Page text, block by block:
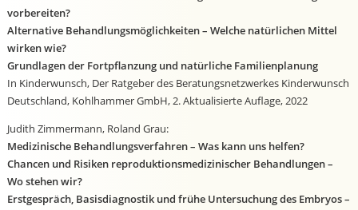
vorbereiten?
Alternative Behandlungsmöglichkeiten – Welche natürlichen Mittel
wirken wie?
Grundlagen der Fortpflanzung und natürliche Familienplanung
In Kinderwunsch, Der Ratgeber des Beratungsnetzwerkes Kinderwunsch
Deutschland, Kohlhammer GmbH, 2. Aktualisierte Auflage, 2022
Judith Zimmermann, Roland Grau:
Medizinische Behandlungsverfahren – Was kann uns helfen?
Chancen und Risiken reproduktionsmedizinischer Behandlungen –
Wo stehen wir?
Erstgespräch, Basisdiagnostik und frühe Untersuchung des Embryos –